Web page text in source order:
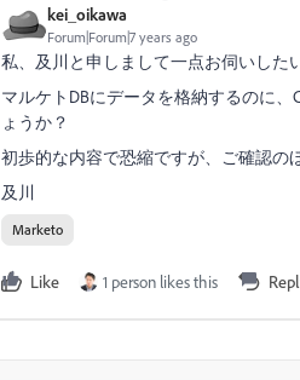
kei_oikawa
Forum|Forum|7 years ago
私、及川と申しまして一点お伺いした
マルケトDBにデータを格納するのに
ょうか？
初歩的な内容で恐縮ですが、ご確認の
及川
Marketo
Like 1 person likes this